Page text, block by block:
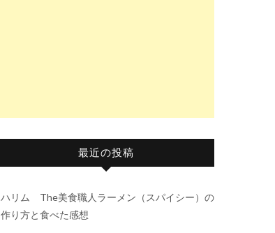
最近の投稿
ハリム The美食職人ラーメン（スパイシー）の
作り方と食べた感想